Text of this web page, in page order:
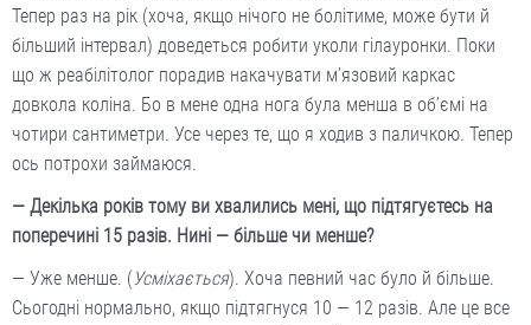
Тепер раз на рік (хоча, якщо нічого не болітиме, може бути й
більший інтервал) доведеться робити уколи гілауронки. Поки
що ж реабілітолог порадив накачувати м’язовий каркас
довкола коліна. Бо в мене одна нога була менша в об’ємі на
чотири сантиметри. Усе через те, що я ходив з паличкою. Тепер
ось потрохи займаюся.
— Декілька років тому ви хвалились мені, що підтягуєтесь на
поперечині 15 разів. Нині — більше чи менше?
— Уже менше. (Усміхається). Хоча певний час було й більше.
Сьогодні нормально, якщо підтягнуся 10 — 12 разів. Але це все